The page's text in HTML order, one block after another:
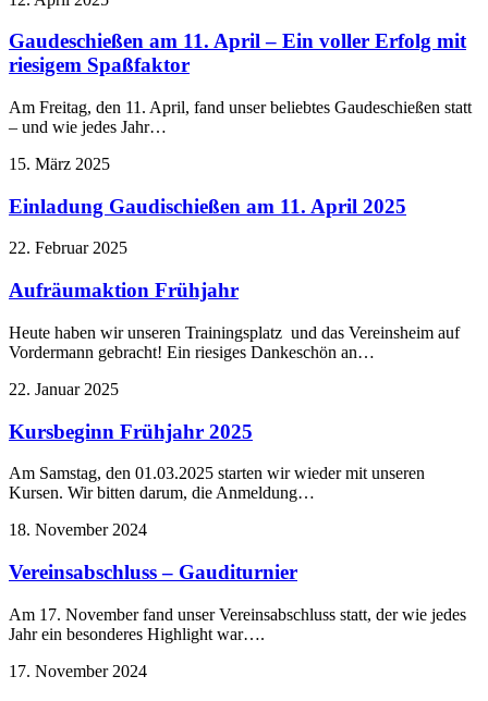
Gaudeschießen am 11. April – Ein voller Erfolg mit
riesigem Spaßfaktor
Am Freitag, den 11. April, fand unser beliebtes Gaudeschießen statt
– und wie jedes Jahr…
15. März 2025
Einladung Gaudischießen am 11. April 2025
22. Februar 2025
Aufräumaktion Frühjahr
Heute haben wir unseren Trainingsplatz und das Vereinsheim auf
Vordermann gebracht! Ein riesiges Dankeschön an…
22. Januar 2025
Kursbeginn Frühjahr 2025
Am Samstag, den 01.03.2025 starten wir wieder mit unseren
Kursen. Wir bitten darum, die Anmeldung…
18. November 2024
Vereinsabschluss – Gauditurnier
Am 17. November fand unser Vereinsabschluss statt, der wie jedes
Jahr ein besonderes Highlight war….
17. November 2024